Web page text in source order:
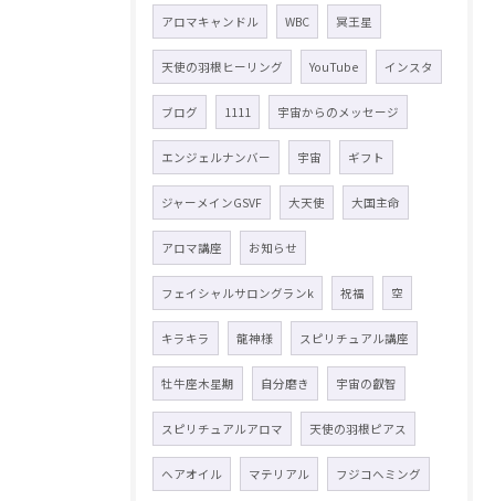
アロマキャンドル WBC 冥王星
天使の羽根ヒーリング YouTube インスタ
ブログ 1111 宇宙からのメッセージ
エンジェルナンバー 宇宙 ギフト
ジャーメインGSVF 大天使 大国主命
アロマ講座 お知らせ
フェイシャルサロングランk 祝福 空
キラキラ 龍神様 スピリチュアル講座
牡牛座木星期 自分磨き 宇宙の叡智
スピリチュアルアロマ 天使の羽根ピアス
ヘアオイル マテリアル フジコヘミング